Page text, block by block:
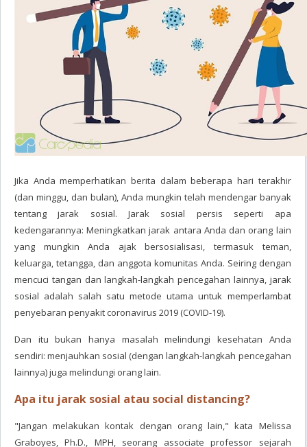
Jika Anda memperhatikan berita dalam beberapa hari terakhir
(dan minggu, dan bulan), Anda mungkin telah mendengar banyak
tentang jarak sosial. Jarak sosial persis seperti apa
kedengarannya: Meningkatkan jarak antara Anda dan orang lain
yang mungkin Anda ajak bersosialisasi, termasuk teman,
keluarga, tetangga, dan anggota komunitas Anda. Seiring dengan
mencuci tangan dan langkah-langkah pencegahan lainnya, jarak
sosial adalah salah satu metode utama untuk memperlambat
penyebaran penyakit coronavirus 2019 (COVID-19).
Dan itu bukan hanya masalah melindungi kesehatan Anda
sendiri: menjauhkan sosial (dengan langkah-langkah pencegahan
lainnya) juga melindungi orang lain.
Apa itu jarak sosial atau social distancing?
"Jangan melakukan kontak dengan orang lain," kata Melissa
Graboyes, Ph.D., MPH, seorang associate professor sejarah